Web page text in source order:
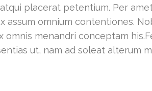
placerat petentium. Per
assum omnium contentiones.
omnis menandri conceptam
ut, nam ad soleat alterum